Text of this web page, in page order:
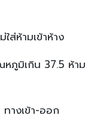
ส่ห้ามเข้าห้าง
ภูมิเกิน 37.5 ห้าม
างเข้า-ออก